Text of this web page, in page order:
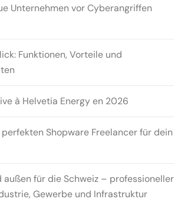
Unternehmen vor Cyberangriffen
Funktionen, Vorteile und
à Helvetia Energy en 2026
Shopware Freelancer für dein
außen für die Schweiz – professioneller
Gewerbe und Infrastruktur